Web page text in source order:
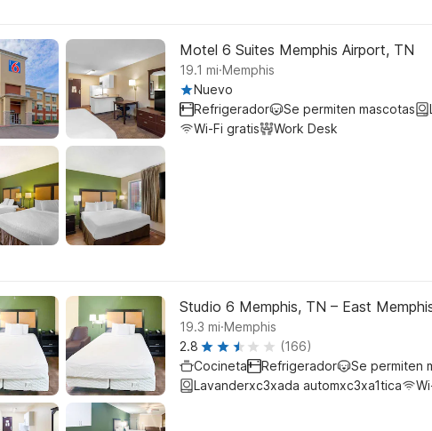
Motel 6 Suites Memphis Airport, TN
19.1 mi.Memphis
Nuevo
Refrigerador
Se permiten mascotas
Wi-Fi gratis
Work Desk
Studio 6 Memphis, TN – East
19.3 mi.Memphis
2.8
(166)
Cocineta
Refrigerador
Se permiten
Lavanderxc3xada automxc3xa1tica